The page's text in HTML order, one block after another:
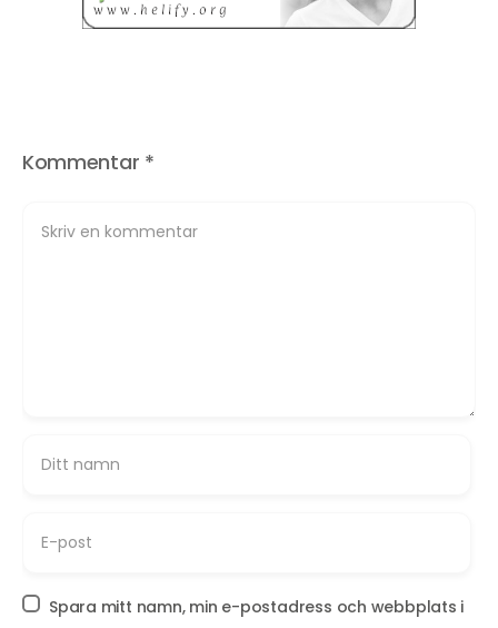
Kommentar *
Spara mitt namn, min e-postadress och webbplats i